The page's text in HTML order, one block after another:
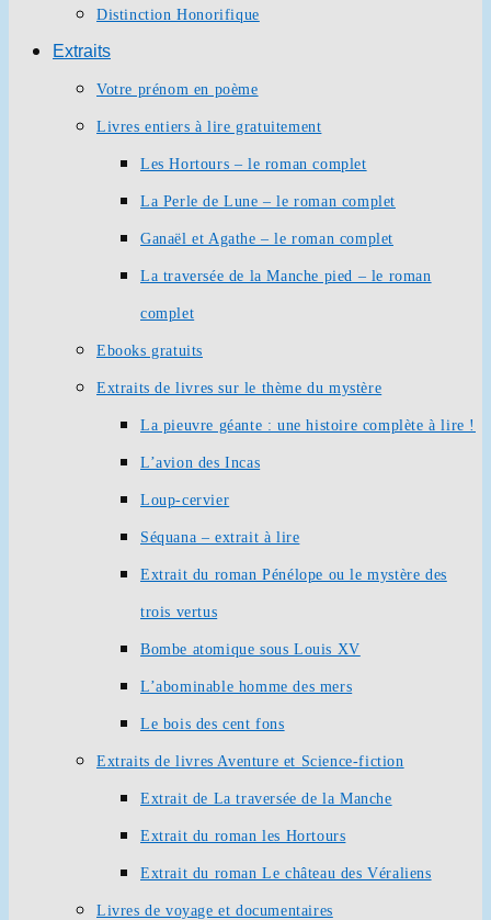
Distinction Honorifique
Extraits
Votre prénom en poème
Livres entiers à lire gratuitement
Les Hortours – le roman complet
La Perle de Lune – le roman complet
Ganaël et Agathe – le roman complet
La traversée de la Manche pied – le roman
complet
Ebooks gratuits
Extraits de livres sur le thème du mystère
La pieuvre géante : une histoire complète à lire !
L’avion des Incas
Loup-cervier
Séquana – extrait à lire
Extrait du roman Pénélope ou le mystère des
trois vertus
Bombe atomique sous Louis XV
L’abominable homme des mers
Le bois des cent fons
Extraits de livres Aventure et Science-fiction
Extrait de La traversée de la Manche
Extrait du roman les Hortours
Extrait du roman Le château des Véraliens
Livres de voyage et documentaires